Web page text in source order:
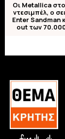
Οι Metallica
ντεσιμπέλ, ο
Enter Sandman
out των